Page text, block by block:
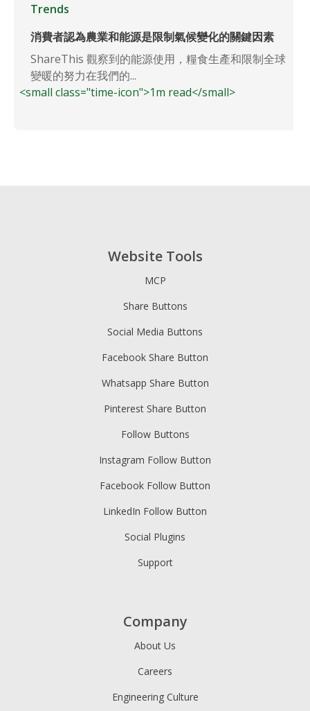
Trends
消費者認為農業和能源是限制氣候變化的關鍵因素
ShareThis 觀察到的能源使用，糧食生產和限制全球
變暖的努力在我們的...
<small class="time-icon">1m read</small>
Website Tools
MCP
Share Buttons
Social Media Buttons
Facebook Share Button
Whatsapp Share Button
Pinterest Share Button
Follow Buttons
Instagram Follow Button
Facebook Follow Button
LinkedIn Follow Button
Social Plugins
Support
Company
About Us
Careers
Engineering Culture